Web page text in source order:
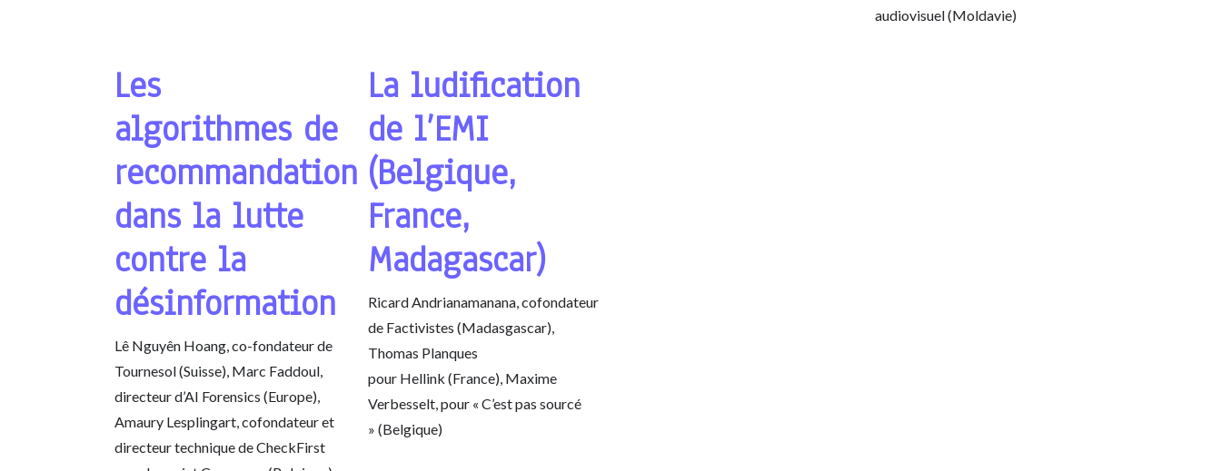
audiovisuel (Moldavie)
Les
algorithmes de
recommandation
dans la lutte
contre la
désinformation
Lê Nguyên Hoang, co-fondateur de
Tournesol (Suisse), Marc Faddoul,
directeur d’AI Forensics (Europe),
Amaury Lesplingart, cofondateur et
directeur technique de CheckFirst
La ludification
de l’EMI
(Belgique,
France,
Madagascar)
Ricard Andrianamanana, cofondateur
de Factivistes (Madasgascar),
Thomas Planques
pour Hellink (France), Maxime
Verbesselt, pour « C’est pas sourcé
» (Belgique)